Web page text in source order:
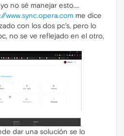
no sé manejar esto....
www.sync.opera.com me dice
con los dos pc's, pero lo
no se ve reflejado en el otro,
dar una solución se lo